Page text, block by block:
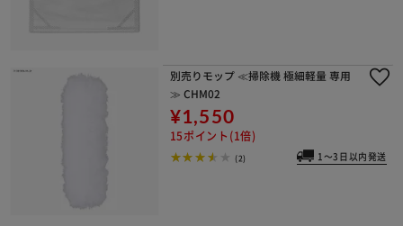
別売りモップ ≪掃除機 極細軽量 専用
≫ CHM02
¥1,550
15ポイント(1倍)
(2) 1～3日以内発送